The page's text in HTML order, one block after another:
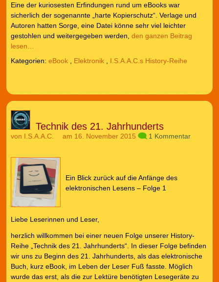
Eine der kuriosesten Erfindungen rund um eBooks war
sicherlich der sogenannte „harte Kopierschutz“. Verlage und
Autoren hatten Sorge, eine Datei könne sehr viel leichter
gestohlen und weitergegeben werden, den ganzen Beitrag
lesen…
Kategorien: eBook, Elektronik, I.S.A.A.C.s History-Reihe
Technik des 21. Jahrhunderts
von I.S.A.A.C. am 16. November 2015 1 Kommentar
Ein Blick zurück auf die Anfänge des
elektronischen Lesens – Folge 1
Liebe Leserinnen und Leser,
herzlich willkommen bei einer neuen Folge unserer History-
Reihe „Technik des 21. Jahrhunderts“. In dieser Folge befinden
wir uns zu Beginn des 21. Jahrhunderts, als das elektronische
Buch, kurz eBook, im Leben der Leser Fuß fasste. Möglich
wurde das erst, als die zur Lektüre benötigten Lesegeräte zu